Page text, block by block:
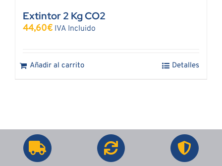
Extintor 2 Kg CO2
44,60€ IVA Incluido
Añadir al carrito Detalles